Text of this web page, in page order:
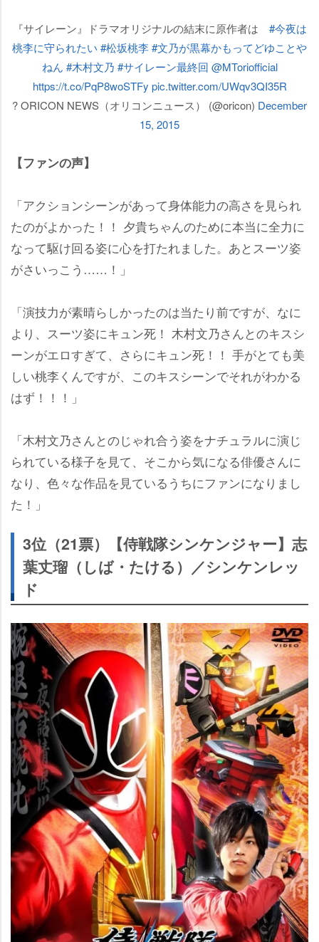
『サイレーン』ドラマオリジナルの結末に原作者は #今夜は
桃李に守られたい #松坂桃李#文乃が黒幕かもってどゆこと
ねん #木村文乃 #サイレーン最終回 @MToriofficial
https://t.co/PqP8woSTFy pic.twitter.com/UWqv3QI35R
? ORICON NEWS（オリコンニュース） (@oricon) December
15, 2015
【ファンの声】
「アクションシーンがあって身体能力の高さを見られ
たのがよかった！！ 夕貴ちゃんのために本当に全力に
なって駆け回る姿に心を打たれました。あとスーツ姿
がさいっこう……！」
「演技力が素晴らしかったのは当たり前ですが、なに
より、スーツ姿にキュン死！ 木村文乃さんとのキスシ
ーンがエロすぎて、さらにキュン死！！ 手がとても美
しい桃李くんですが、このキスシーンでそれがわかる
はず！！！」
「木村文乃さんとのじゃれ合う姿をナチュラルに演じ
られている様子を見て、そこから気になる俳優さんに
なり、色々な作品を見ているうちにファンになりまし
た！」
3位（21票）【侍戦隊シンケンジャー】志
葉丈瑠（しば・たける）／シンケンレッ
ド